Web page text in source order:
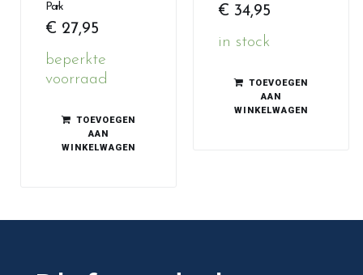
Park
€ 27,95
beperkte
voorraad
TOEVOEGEN
AAN
WINKELWAGEN
€ 34,95
in stock
TOEVOEGEN
AAN
WINKELWAGEN